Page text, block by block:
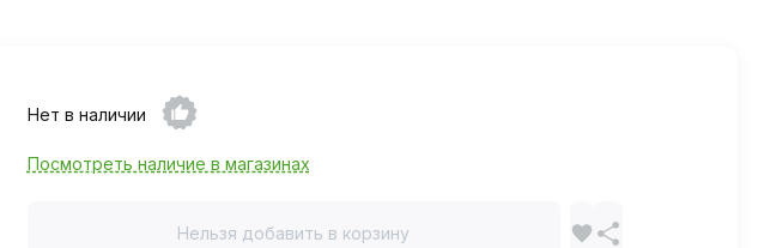
Нет в наличии
Посмотреть наличие в магазинах
Нельзя добавить в корзину